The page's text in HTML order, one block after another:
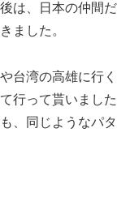
は、日本の仲間だ
ました。
台湾の高雄に行く
行って貰いました
、同じようなパタ